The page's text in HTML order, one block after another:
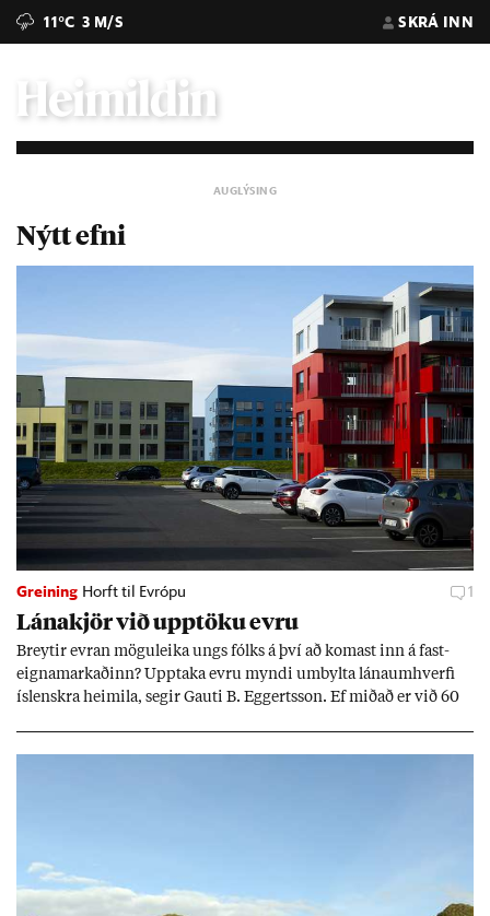
11°C 3 M/S SKRÁ INN
Nýtt efni
Greining Horft til Evrópu 1
Lána­kjör við upp­töku evru
Breyt­ir evr­an mögu­leika ungs fólks á því að kom­ast inn á fast­
eigna­mark­að­inn? Upp­taka evru myndi um­bylta lánaum­hverfi
ís­lenskra heim­ila, seg­ir Gauti B. Eggerts­son. Ef mið­að er við 60